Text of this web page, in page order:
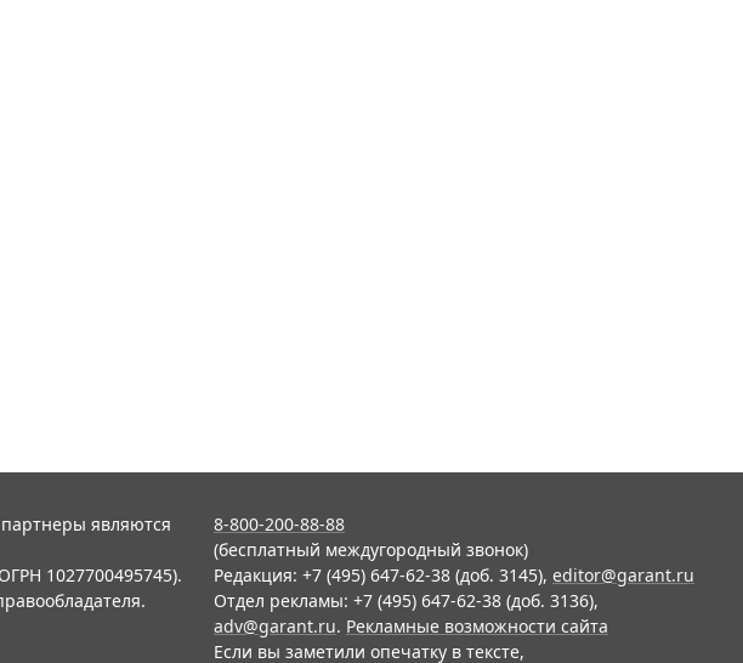
являются
1027700495745).
8-800-200-88-88
(бесплатный междугородный звонок)
Редакция: +7 (495) 647-62-38 (доб. 3145), editor@garant.ru
Отдел рекламы: +7 (495) 647-62-38 (доб. 3136),
adv@garant.ru. Рекламные возможности сайта
Если вы заметили опечатку в тексте,